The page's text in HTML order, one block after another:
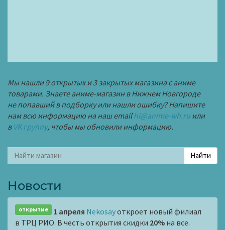
Мы нашли 9 открытых и 3 закрытых магазина с аниме
товарами. Знаете аниме-магазин в Нижнем Новгороде
не попавший в подборку или нашли ошибку? Напишите
нам всю информацию на наш emailhi@anime-wh.ru или
в VK группу, чтобы мы обновили информацию.
Новости
открытие 1 апреля Nekosayоткроет новый филиал
в ТРЦ РИО. В честь открытия скидки 20% на все.